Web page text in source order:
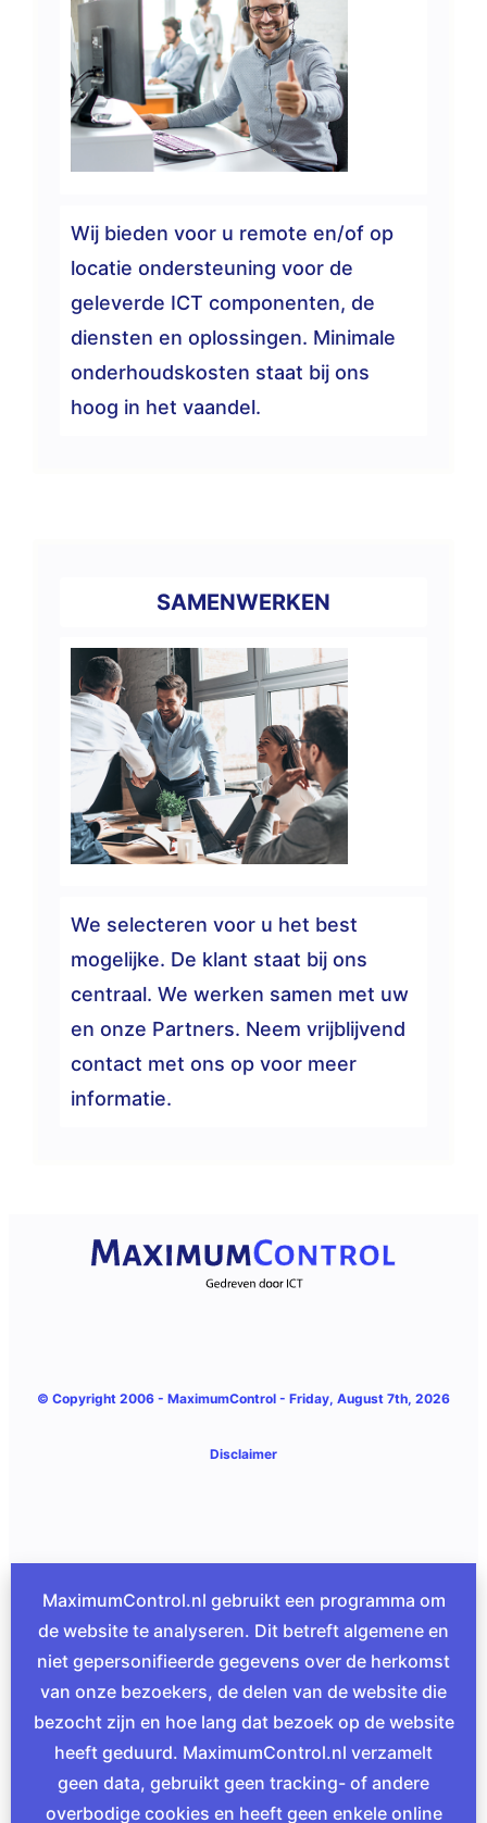
Wij bieden voor u remote en/of op
locatie ondersteuning voor de
geleverde ICT componenten, de
diensten en oplossingen. Minimale
onderhoudskosten staat bij ons
hoog in het vaandel.
SAMENWERKEN
We selecteren voor u het best
mogelijke. De klant staat bij ons
centraal. We werken samen met uw
en onze Partners. Neem vrijblijvend
contact met ons op voor meer
informatie.
© Copyright 2006 - MaximumControl - Friday, August 7th, 2026
Disclaimer
MaximumControl.nl gebruikt een programma om
de website te analyseren. Dit betreft algemene en
niet gepersonifieerde gegevens over de herkomst
van onze bezoekers, de delen van de website die
bezocht zijn en hoe lang dat bezoek op de website
heeft geduurd. MaximumControl.nl verzamelt
geen data, gebruikt geen tracking- of andere
overbodige cookies en heeft geen enkele online